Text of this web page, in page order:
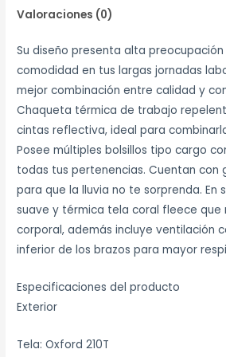
Valoraciones (0)
Su diseño presenta alta
comodidad en tus largas jornadas
mejor combinación entre calidad y
Chaqueta térmica de trabajo
cintas reflectiva, ideal para
Posee múltiples bolsillos tipo cargo
todas tus pertenencias. Cuentan con
para que la lluvia no te sorprenda. En
suave y térmica tela coral fleece que
corporal, además incluye ventilación
inferior de los brazos para mayor
Especificaciones del producto
Exterior
Tela: Oxford 210T